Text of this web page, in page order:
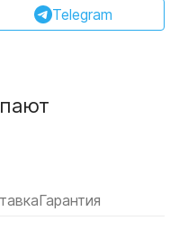
Telegram
Гарантия